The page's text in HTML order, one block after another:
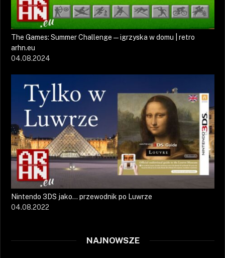
The Games: Summer Challenge — igrzyska w domu | retro
arhn.eu
04.08.2024
Nintendo 3DS jako… przewodnik po Luwrze
04.08.2022
NAJNOWSZE